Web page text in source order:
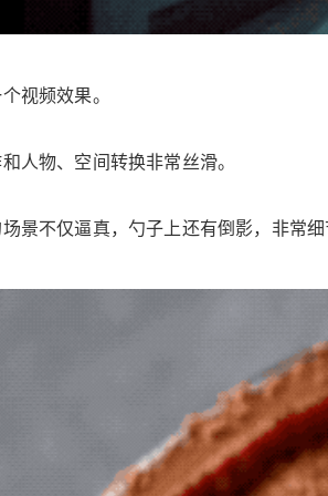
视频效果。
人物、空间转换非常丝滑。
景不仅逼真，勺子上还有倒影，非常